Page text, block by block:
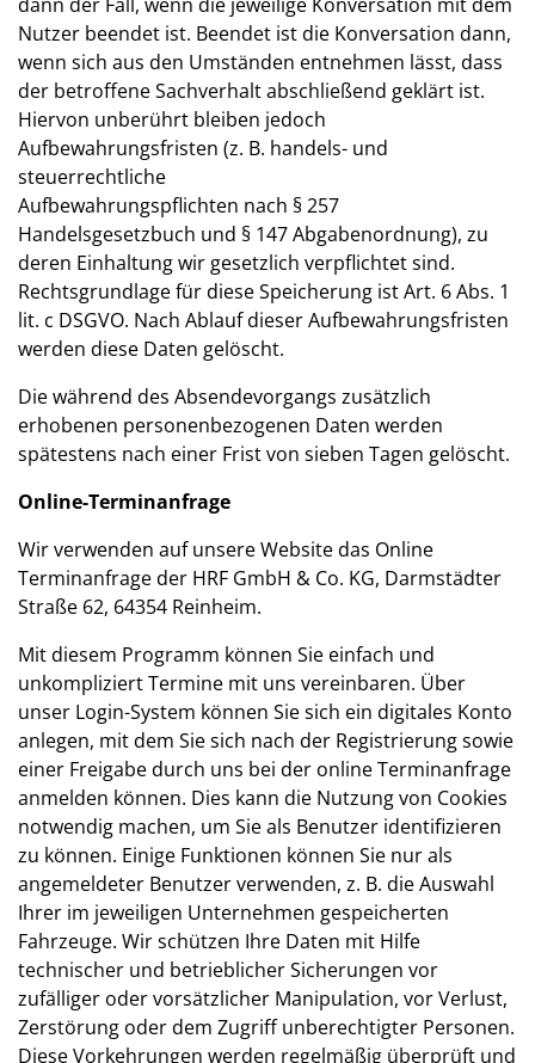
Nutzer beendet ist. Beendet ist die Konversation dann,
wenn sich aus den Umständen entnehmen lässt, dass
der betroffene Sachverhalt abschließend geklärt ist.
Hiervon unberührt bleiben jedoch
Aufbewahrungsfristen (z. B. handels- und
steuerrechtliche
Aufbewahrungspflichten nach § 257
Handelsgesetzbuch und § 147 Abgabenordnung), zu
deren Einhaltung wir gesetzlich verpflichtet sind.
Rechtsgrundlage für diese Speicherung ist Art. 6 Abs. 1
lit. c DSGVO. Nach Ablauf dieser Aufbewahrungsfristen
werden diese Daten gelöscht.
Die während des Absendevorgangs zusätzlich
erhobenen personenbezogenen Daten werden
spätestens nach einer Frist von sieben Tagen gelöscht.
Online-Terminanfrage
Wir verwenden auf unsere Website das Online
Terminanfrage der HRF GmbH & Co. KG, Darmstädter
Straße 62, 64354 Reinheim.
Mit diesem Programm können Sie einfach und
unkompliziert Termine mit uns vereinbaren. Über
unser Login-System können Sie sich ein digitales Konto
anlegen, mit dem Sie sich nach der Registrierung sowie
einer Freigabe durch uns bei der online Terminanfrage
anmelden können. Dies kann die Nutzung von Cookies
notwendig machen, um Sie als Benutzer identifizieren
zu können. Einige Funktionen können Sie nur als
angemeldeter Benutzer verwenden, z. B. die Auswahl
Ihrer im jeweiligen Unternehmen gespeicherten
Fahrzeuge. Wir schützen Ihre Daten mit Hilfe
technischer und betrieblicher Sicherungen vor
zufälliger oder vorsätzlicher Manipulation, vor Verlust,
Zerstörung oder dem Zugriff unberechtigter Personen.
Diese Vorkehrungen werden regelmäßig überprüft und